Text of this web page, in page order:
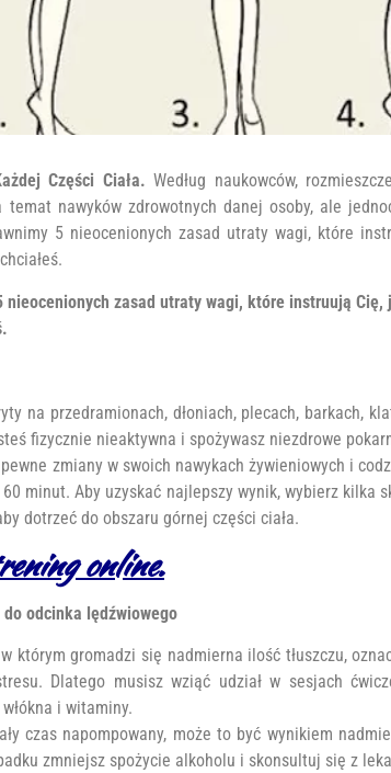
Części Ciała.Według naukowców,
nawyków zdrowotnych danej osoby, ale
5 nieocenionych zasad utraty wagi, które
nieocenionych zasad utraty wagi, które instruują
na przedramionach, dłoniach, plecach, barkach,
fizycznie nieaktywna i spożywasz niezdrowe
zmiany w swoich nawykach żywieniowych i
minut. Aby uzyskać najlepszy wynik, wybierz kilka
dotrzeć do obszaru górnej części ciała.
online.
odcinka lędźwiowego
którym gromadzi się nadmierna ilość tłuszczu,
Dlatego musisz wziąć udział w sesjach
i witaminy.
czas napompowany, może to być wynikiem
zmniejsz spożycie alkoholu i skonsultuj się z